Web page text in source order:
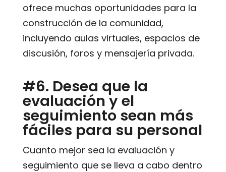
ofrece muchas oportunidades para la
construcción de la comunidad,
incluyendo aulas virtuales, espacios de
discusión, foros y mensajería privada.
#6. Desea que la
evaluación y el
seguimiento sean más
fáciles para su personal
Cuanto mejor sea la evaluación y
seguimiento que se lleva a cabo dentro